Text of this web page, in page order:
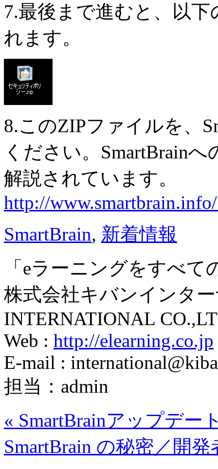
7.最後まで進むと、以
れます。
8.このZIPファイルを、
ください。SmartBrain
解説されています。
http://
SmartBrain, 新着情報
「eラーニングをすべて
株式会社キバンインタ
INTERNATIONAL
Web : http://elearning.co.jp
E-mail :
担当：admin
« SmartBrainアップデー
SmartBrain の秘密／開